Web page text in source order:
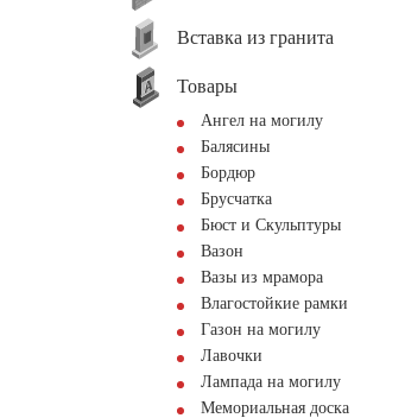
Вставка из гранита
Товары
Ангел на могилу
Балясины
Бордюр
Брусчатка
Бюст и Скульптуры
Вазон
Вазы из мрамора
Влагостойкие рамки
Газон на могилу
Лавочки
Лампада на могилу
Мемориальная доска